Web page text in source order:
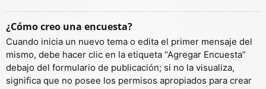
¿Cómo creo una encuesta?
Cuando inicia un nuevo tema o edita el primer mensaje del
mismo, debe hacer clic en la etiqueta “Agregar Encuesta”
debajo del formulario de publicación; si no la visualiza,
significa que no posee los permisos apropiados para crear